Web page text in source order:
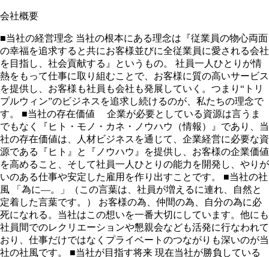
会社概要
■当社の経営理念 当社の根本にある理念は『従業員の物心両面
の幸福を追求すると共にお客様並びに全従業員に愛される会社
を目指し、社会貢献する』というもの。 社員一人ひとりが情
熱をもって仕事に取り組むことで、お客様に質の高いサービス
を提供し、お客様も社員も会社も発展していく。つまり“トリ
プルウィン”のビジネスを追求し続けるのが、私たちの理念で
す。 ■当社の存在価値 企業が必要としている資源は言うま
でもなく『ヒト・モノ・カネ・ノウハウ（情報）』であり、当
社の存在価値は、人材ビジネスを通じて、企業経営に必要な資
源である『ヒト』と『ノウハウ』を提供し、お客様の企業価値
を高めること、そして社員一人ひとりの能力を開発し、やりが
いのある仕事や安定した雇用を作り出すことです。 ■当社の社
風 「為に―。」（この言葉は、社員が増えるに連れ、自然と
定着した言葉です。） お客様の為、仲間の為、自分の為に必
死になれる。当社はこの想いを一番大切にしています。他にも
社員間でのレクリエーションや懇親会なども活発に行なわれて
おり、仕事だけではなくプライベートのつながりも深いのが当
社の社風です。 ■当社が目指す将来 現在当社が勝負している